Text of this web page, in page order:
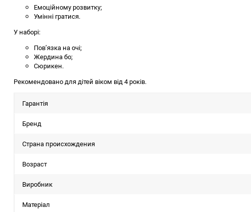
Емоційному розвитку;
Умінні гратися.
У наборі:
Пов’язка на очі;
Жердина бо;
Сюрикен.
Рекомендовано для дітей віком від 4 років.
Гарантія
Бренд
Страна происхождения
Возраст
Виробник
Матеріал